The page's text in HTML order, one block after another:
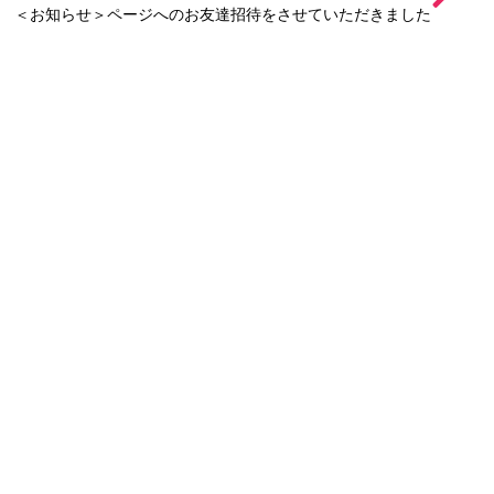
＜お知らせ＞ページへのお友達招待をさせていただきました